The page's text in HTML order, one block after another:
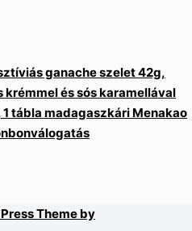
ganache szelet 42g,
krémmel és sós karamellával
tábla madagaszkári Menakao
Theme by